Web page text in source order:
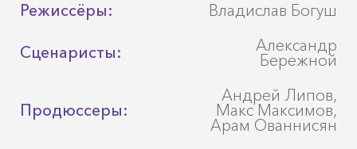
Режиссёры:
Владислав Богуш
Сценаристы: Александр
Бережной
Продюссеры:
Андрей Липов,
Макс Максимов,
Арам Ованнисян